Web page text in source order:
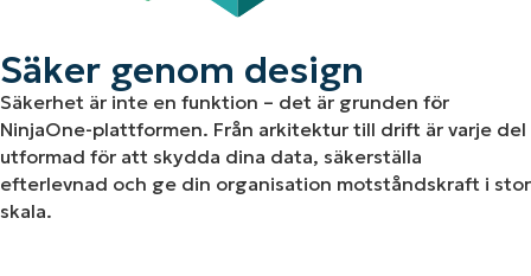
Säker genom design
Säkerhet är inte en funktion – det är grunden för
NinjaOne-plattformen. Från arkitektur till drift är varje del
utformad för att skydda dina data, säkerställa
efterlevnad och ge din organisation motståndskraft i stor
skala.